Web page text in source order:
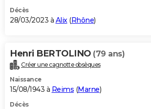
Décès
28/03/2023 à Alix (Rhône)
Henri BERTOLINO (79 ans)
Créer une cagnotte obsèques
Naissance
15/08/1943 à Reims (Marne)
Décès